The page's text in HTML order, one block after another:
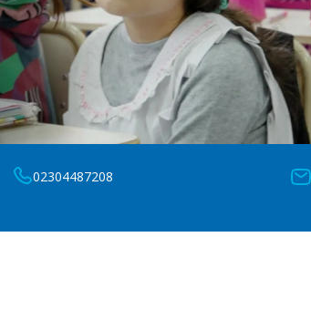
02304487208